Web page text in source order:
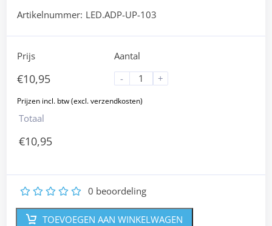
Artikelnummer: LED.ADP-UP-103
Prijs
€10,95
Aantal
-
+
Totaal
€10,95
5
4
3
2 0 beoordeling
TOEVOEGEN AAN WINKELWAGEN